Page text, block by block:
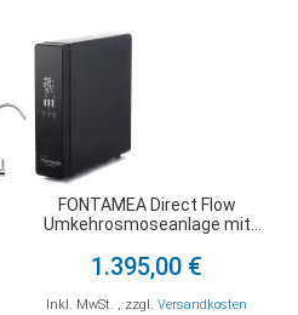
FONTAMEA Direct Flow
Umkehrosmoseanlage mit
1.395,00 €
Inkl. MwSt. , zzgl.Versandkosten